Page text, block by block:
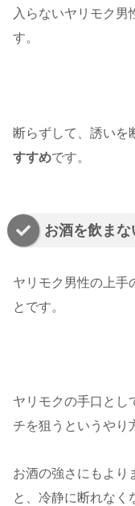
入らないヤリモク男
す。
断らずして、誘いを
すすめです。
お酒を飲まな
ヤリモク男性の上手
とです。
ヤリモクの手口とし
チを狙うというやり
お酒の強さにもより
と、冷静に断れなく